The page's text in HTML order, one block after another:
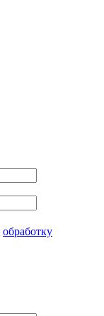
обработку